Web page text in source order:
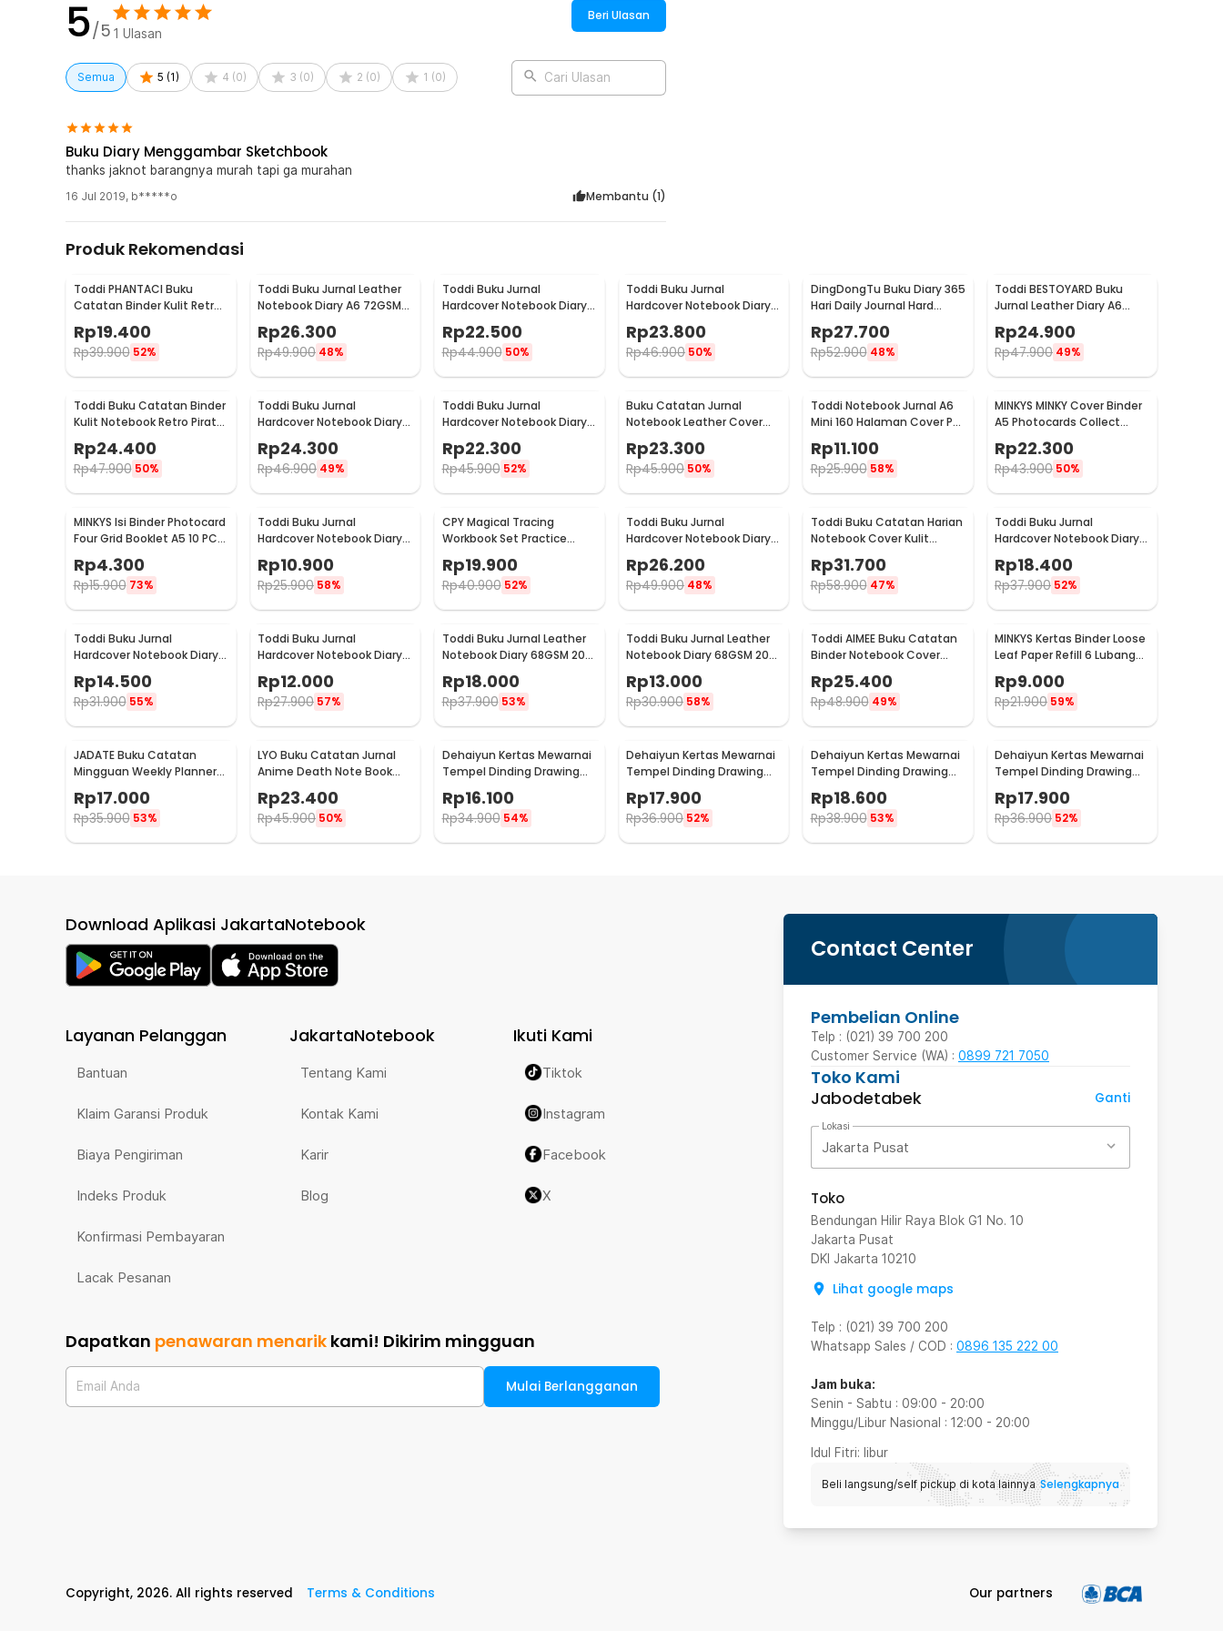
5/5 1 Ulasan
Beri Ulasan
Semua 5 (1) 4 (0) 3 (0) 2 (0) 1 (0) Cari Ulasan
Buku Diary Menggambar Sketchbook
thanks jaknot barangnya murah tapi ga murahan
16 Jul 2019, b*****o Membantu (1)
Produk Rekomendasi
Toddi PHANTACI Buku
Catatan Binder Kulit Retro
Rp19.400
Rp39.900 52%
Toddi Buku Jurnal Leather
Notebook Diary A6 72GSM
140 Halaman Blank - ZB-30
Rp26.300
Rp49.900 48%
Toddi Buku Jurnal
Hardcover Notebook Diary
CW-24
Rp22.500
Rp44.900 50%
Toddi Buku Jurnal
Hardcover Notebook Diary
68GSM 200 Halaman Lined
- CW-28
Rp23.800
Rp46.900 50%
DingDongTu Buku Diary 365
Hari Daily Journal Hard
4083
Rp27.700
Rp52.900 48%
Toddi BESTOYARD Buku
Jurnal Leather Diary A6
- ZB-45
Rp24.900
Rp47.900 49%
Toddi Buku Catatan Binder
Kulit Notebook Retro Pirate
Rp24.400
Rp47.900 50%
Toddi Buku Jurnal
Hardcover Notebook Diary
72GSM 192 Halaman Lined -
CW-60
Rp24.300
Rp46.900 49%
Toddi Buku Jurnal
Hardcover Notebook Diary
80GSM 360 Halaman Lined
- CW-25
Rp22.300
Rp45.900 52%
Buku Catatan Jurnal
Notebook Leather Cover
Vintage Pattern - CW-64
Rp23.300
Rp45.900 50%
Toddi Notebook Jurnal A6
Mini 160 Halaman Cover PU
Rp11.100
Rp25.900 58%
MINKYS MINKY Cover Binder
A5 Photocards Collect
Book Postcard Holder - 2021
Rp22.300
Rp43.900 50%
MINKYS Isi Binder Photocard
Four Grid Booklet A5 10 PCS
Rp4.300
Rp15.900 73%
Toddi Buku Jurnal
Hardcover Notebook Diary
CW-74
Rp10.900
Rp25.900 58%
CPY Magical Tracing
Workbook Set Practice
Rp19.900
Rp40.900 52%
Toddi Buku Jurnal
Hardcover Notebook Diary
68GSM 360 Halaman Lined
- CW-05
Rp26.200
Rp49.900 48%
Toddi Buku Catatan Harian
Notebook Cover Kulit
Magnetic Buckle - CW-04
Rp31.700
Rp58.900 47%
Toddi Buku Jurnal
Hardcover Notebook Diary
200 Halaman Lined A5 -
CW-38
Rp18.400
Rp37.900 52%
Toddi Buku Jurnal
Hardcover Notebook Diary
CW-38
Rp14.500
Rp31.900 55%
Toddi Buku Jurnal
Hardcover Notebook Diary
CW-38
Rp12.000
Rp27.900 57%
Toddi Buku Jurnal Leather
Notebook Diary 68GSM 200
Halaman Lined A5 - CW-50
Rp18.000
Rp37.900 53%
Toddi Buku Jurnal Leather
Notebook Diary 68GSM 200
Halaman Lined A6 - CW-50
Rp13.000
Rp30.900 58%
Toddi AIMEE Buku Catatan
Binder Notebook Cover
ZB-16
Rp25.400
Rp48.900 49%
MINKYS Kertas Binder Loose
Leaf Paper Refill 6 Lubang
- MY5
Rp9.000
Rp21.900 59%
JADATE Buku Catatan
Mingguan Weekly Planner
Rp17.000
Rp35.900 53%
LYO Buku Catatan Jurnal
Anime Death Note Book
Leather Case - CW-05
Rp23.400
Rp45.900 50%
Dehaiyun Kertas Mewarnai
Tempel Dinding Drawing
Paper Roll 3M Vehicles -
HB30
Rp16.100
Rp34.900 54%
Dehaiyun Kertas Mewarnai
Tempel Dinding Drawing
Paradise - HB30
Rp17.900
Rp36.900 52%
Dehaiyun Kertas Mewarnai
Tempel Dinding Drawing
Paper Roll 3M Lovely
Princess - HB30
Rp18.600
Rp38.900 53%
Dehaiyun Kertas Mewarnai
Tempel Dinding Drawing
- HB30
Rp17.900
Rp36.900 52%
Contact Center
Pembelian Online
Telp : (021) 39 700 200
Customer Service (WA) : 0899 721 7050
Toko Kami
Jabodetabek
Ganti
Lokasi
Jakarta Pusat
Toko
Bendungan Hilir Raya Blok G1 No. 10
Jakarta Pusat
DKI Jakarta 10210
Lihat google maps
Telp : (021) 39 700 200
Whatsapp Sales / COD : 0896 135 222 00
Jam buka:
Senin - Sabtu : 09:00 - 20:00
Minggu/Libur Nasional : 12:00 - 20:00
Idul Fitri: libur
Beli langsung/self pickup di kota lainnya Selengkapnya
Download Aplikasi JakartaNotebook
Layanan Pelanggan
Bantuan
Klaim Garansi Produk
Biaya Pengiriman
Indeks Produk
Konfirmasi Pembayaran
Lacak Pesanan
JakartaNotebook
Tentang Kami
Kontak Kami
Karir
Blog
Ikuti Kami
Tiktok
Instagram
Facebook
X
Dapatkan penawaran menarik kami! Dikirim mingguan
Email Anda Mulai Berlangganan
Copyright, 2026. All rights reserved Terms & Conditions Our partners